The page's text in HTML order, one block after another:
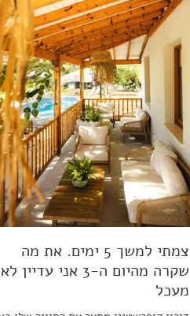
צמתי למשך 5 ימים. את מה
שקרה מהיום ה-3 אני עדיין לא
מעכל